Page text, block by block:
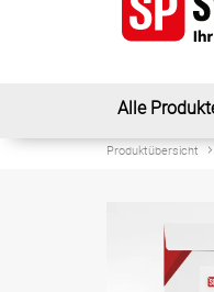
Alle
Produktübersicht